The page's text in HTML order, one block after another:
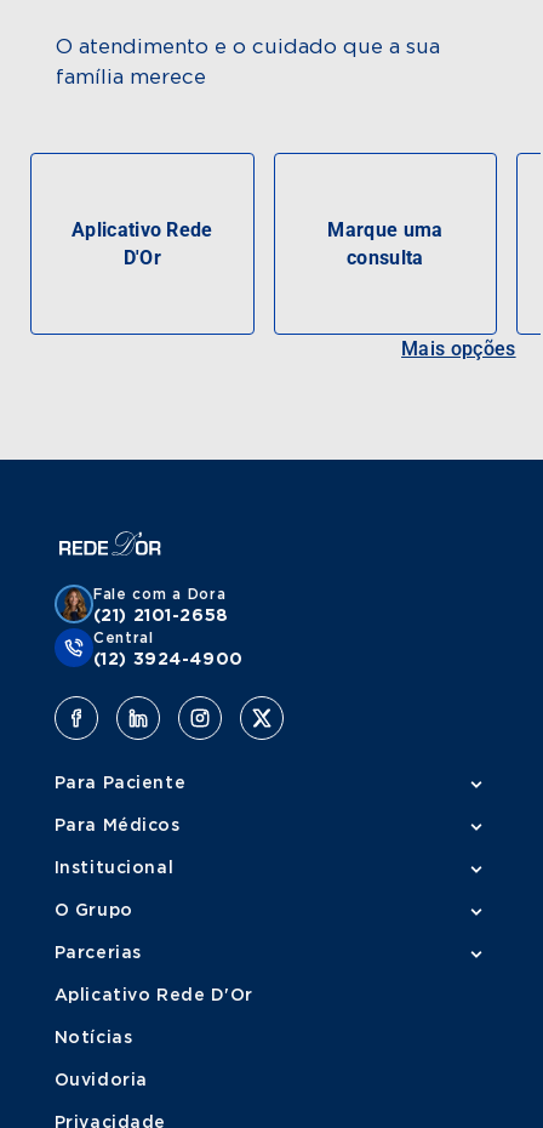
O atendimento e o cuidado que a sua
família merece
Aplicativo Rede
D'Or
Marque uma
consulta
Mais opções
Fale com a Dora
(21) 2101-2658
Central
(12) 3924-4900
Para Paciente
Para Médicos
Institucional
O Grupo
Parcerias
Aplicativo Rede D'Or
Notícias
Ouvidoria
Privacidade